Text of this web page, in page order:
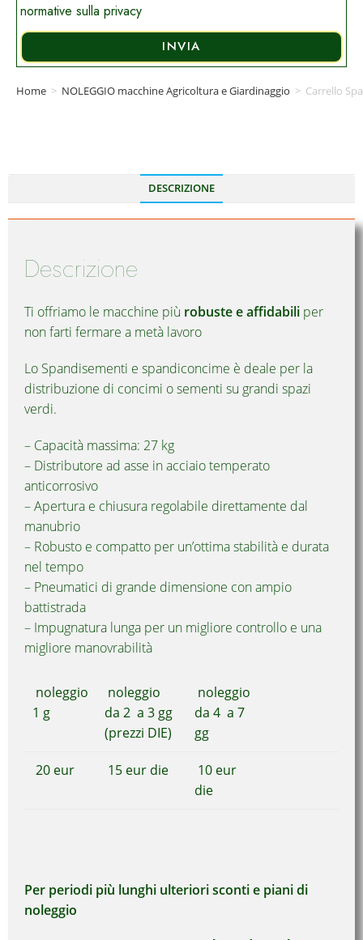
normative sulla privacy
INVIA
Home > NOLEGGIO macchine Agricoltura e Giardinaggio > Carrello
DESCRIZIONE
Descrizione
Ti offriamo le macchine più robuste e affidabili per
non farti fermare a metà lavoro
Lo Spandisementi e spandiconcime è deale per la
distribuzione di concimi o sementi su grandi spazi
verdi.
– Capacità massima: 27 kg
– Distributore ad asse in acciaio temperato
anticorrosivo
– Apertura e chiusura regolabile direttamente dal
manubrio
– Robusto e compatto per un’ottima stabilità e durata
nel tempo
– Pneumatici di grande dimensione con ampio
battistrada
– Impugnatura lunga per un migliore controllo e una
migliore manovrabilità
noleggio
1 g
noleggio
da 2 a 3 gg
(prezzi DIE)
noleggio
da 4 a 7
gg
20 eur 15 eur die
10 eur
die
Per periodi più lunghi ulteriori sconti e piani di
noleggio